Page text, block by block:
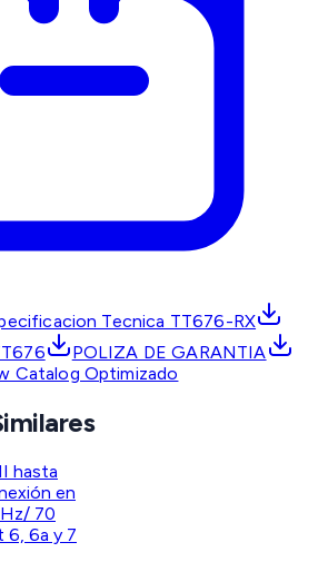
Tecnica TT676-RX
POLIZA DE GARANTIA
Catalog Optimizado